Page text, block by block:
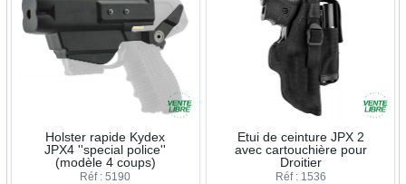
Holster rapide Kydex
JPX4 ''special police''
(modèle 4 coups)
Réf : 5190
Etui de ceinture JPX 2
avec cartouchière pour
Droitier
Réf : 1536